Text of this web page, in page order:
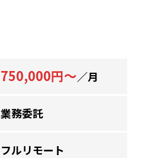
750,000円～／月
業務委託
フルリモート